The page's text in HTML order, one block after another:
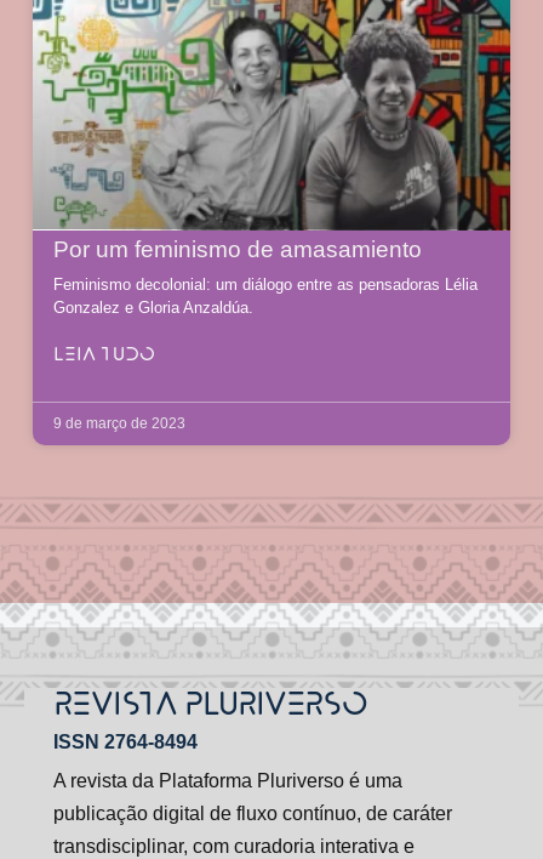
Por um feminismo de amasamiento
Feminismo decolonial: um diálogo entre as pensadoras Lélia
Gonzalez e Gloria Anzaldúa.
LEIA TUDO
9 de março de 2023
REVISTA PLURIVERSO
ISSN 2764-8494
A revista da Plataforma Pluriverso é uma
publicação digital de fluxo contínuo, de caráter
transdisciplinar, com curadoria interativa e